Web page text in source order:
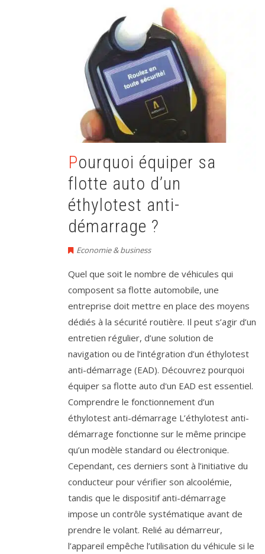
Pourquoi équiper sa
flotte auto d’un
éthylotest anti-
démarrage ?
Economie & business
Quel que soit le nombre de véhicules qui
composent sa flotte automobile, une
entreprise doit mettre en place des moyens
dédiés à la sécurité routière. Il peut s’agir d’un
entretien régulier, d’une solution de
navigation ou de l’intégration d’un éthylotest
anti-démarrage (EAD). Découvrez pourquoi
équiper sa flotte auto d'un EAD est essentiel.
Comprendre le fonctionnement d’un
éthylotest anti-démarrage L’éthylotest anti-
démarrage fonctionne sur le même principe
qu’un modèle standard ou électronique.
Cependant, ces derniers sont à l’initiative du
conducteur pour vérifier son alcoolémie,
tandis que le dispositif anti-démarrage
impose un contrôle systématique avant de
prendre le volant. Relié au démarreur,
l’appareil empêche l’utilisation du véhicule si le